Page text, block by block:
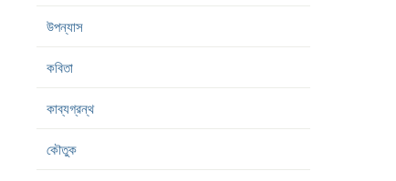
উপন্যাস
কবিতা
কাব্যগ্রন্থ
কৌতুক